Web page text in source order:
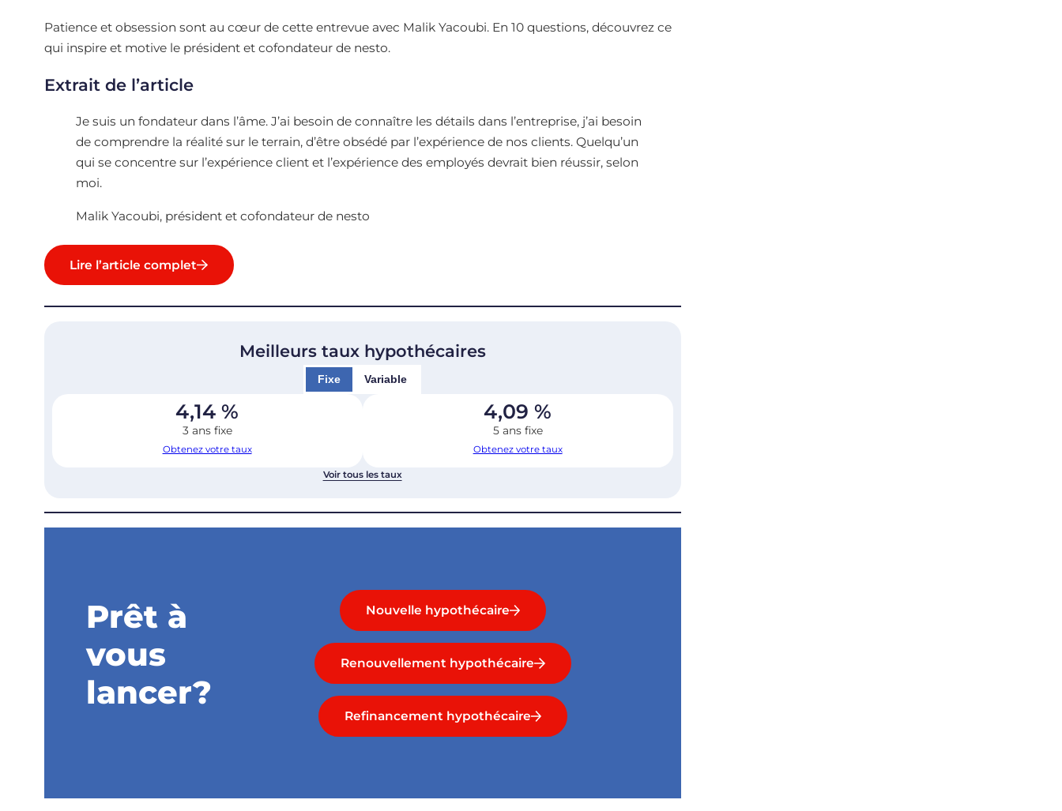
Patience et obsession sont au cœur de cette entrevue avec Malik Yacoubi. En 10 questions, découvrez ce
qui inspire et motive le président et cofondateur de nesto.
Extrait de l’article
Je suis un fondateur dans l’âme. J’ai besoin de connaître les détails dans l’entreprise, j’ai besoin
de comprendre la réalité sur le terrain, d’être obsédé par l’expérience de nos clients. Quelqu’un
qui se concentre sur l’expérience client et l’expérience des employés devrait bien réussir, selon
moi.
Malik Yacoubi, président et cofondateur de nesto
Lire l’article complet
Meilleurs taux hypothécaires
Fixe Variable
4,14 %
3 ans fixe
Obtenez votre taux
4,09 %
5 ans fixe
Obtenez votre taux
Voir tous les taux
Prêt à
vous
lancer?
Nouvelle hypothécaire
Renouvellement hypothécaire
Refinancement hypothécaire